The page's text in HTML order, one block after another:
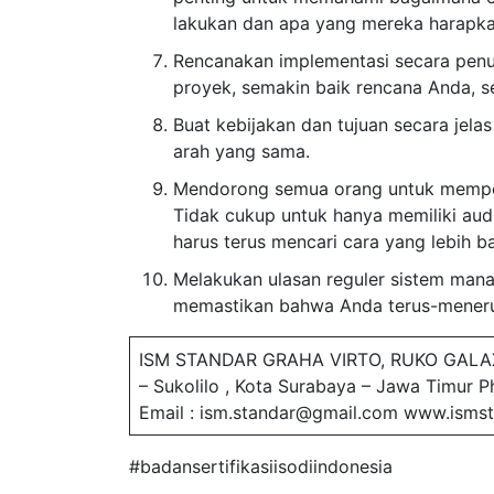
lakukan dan apa yang mereka
Rencanakan implementasi secara
proyek, semakin baik rencana Anda,
Buat kebijakan dan tujuan secara
arah yang sama.
Mendorong semua orang untuk
Tidak cukup untuk hanya memiliki
harus terus mencari cara yang lebih
Melakukan ulasan reguler sistem
memastikan bahwa Anda terus-
ISM STANDAR GRAHA VIRTO, RUKO
– Sukolilo , Kota Surabaya – Jawa Timur
Email : ism.standar@gmail.com
#badansertifikasiisodiindonesia